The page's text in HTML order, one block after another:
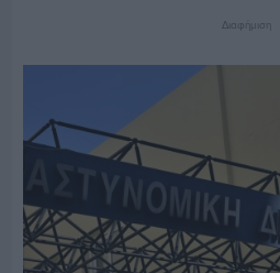
Διαφήμιση